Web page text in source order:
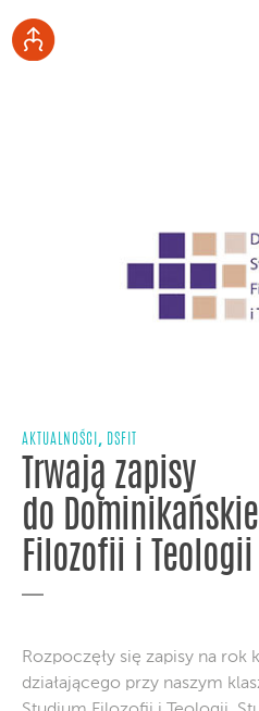
AKTUALNOŚCI , DSFIT
Trwają zapisy
do
Filozofii i Teologii
Rozpoczęły się zapisy na rok
działającego przy naszym